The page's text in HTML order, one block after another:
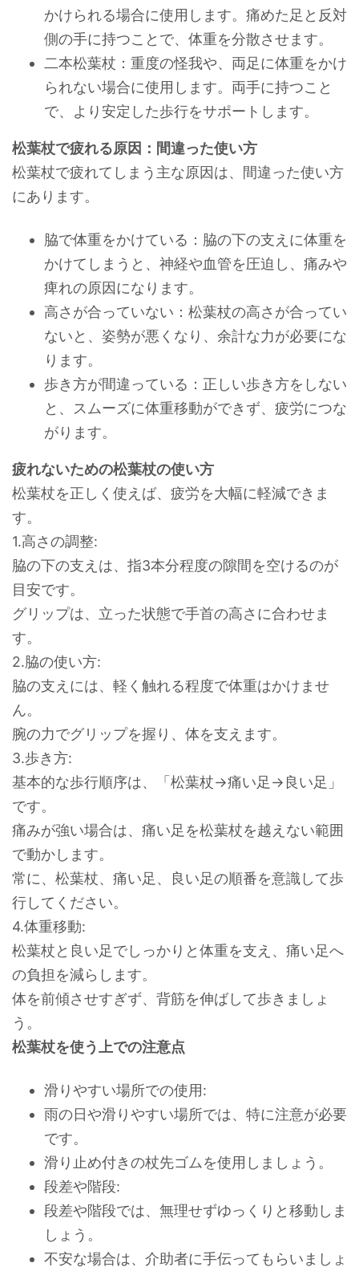
かけられる場合に使用します。痛めた足と反対
側の手に持つことで、体重を分散させます。
二本松葉杖：重度の怪我や、両足に体重をかけ
られない場合に使用します。両手に持つこと
で、より安定した歩行をサポートします。
松葉杖で疲れる原因：間違った使い方
松葉杖で疲れてしまう主な原因は、間違った使い方
にあります。
脇で体重をかけている：脇の下の支えに体重を
かけてしまうと、神経や血管を圧迫し、痛みや
痺れの原因になります。
高さが合っていない：松葉杖の高さが合ってい
ないと、姿勢が悪くなり、余計な力が必要にな
ります。
歩き方が間違っている：正しい歩き方をしない
と、スムーズに体重移動ができず、疲労につな
がります。
疲れないための松葉杖の使い方
松葉杖を正しく使えば、疲労を大幅に軽減できま
す。
1.高さの調整:
脇の下の支えは、指3本分程度の隙間を空けるのが
目安です。
グリップは、立った状態で手首の高さに合わせま
す。
2.脇の使い方:
脇の支えには、軽く触れる程度で体重はかけませ
ん。
腕の力でグリップを握り、体を支えます。
3.歩き方:
基本的な歩行順序は、「松葉杖→痛い足→良い足」
です。
痛みが強い場合は、痛い足を松葉杖を越えない範囲
で動かします。
常に、松葉杖、痛い足、良い足の順番を意識して歩
行してください。
4.体重移動:
松葉杖と良い足でしっかりと体重を支え、痛い足へ
の負担を減らします。
体を前傾させすぎず、背筋を伸ばして歩きましょ
う。
松葉杖を使う上での注意点
滑りやすい場所での使用:
雨の日や滑りやすい場所では、特に注意が必要
です。
滑り止め付きの杖先ゴムを使用しましょう。
段差や階段:
段差や階段では、無理せずゆっくりと移動しま
しょう。
不安な場合は、介助者に手伝ってもらいましょ